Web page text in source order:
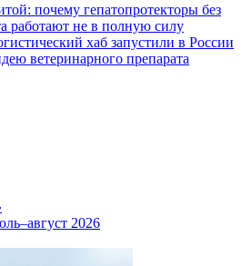
почему гепатопротекторы без
работают не в полную силу
хаб запустили в России
ветеринарного препарата
2026